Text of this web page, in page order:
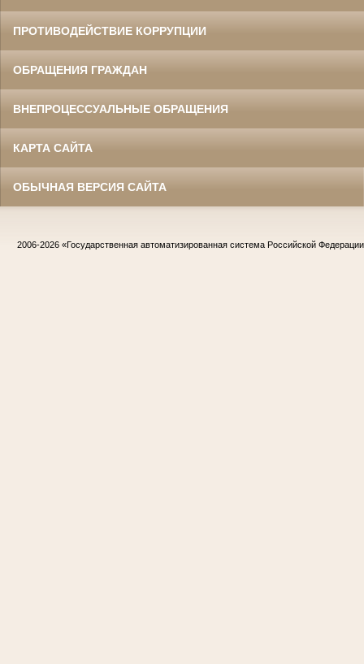
ПРОТИВОДЕЙСТВИЕ КОРРУПЦИИ
ОБРАЩЕНИЯ ГРАЖДАН
ВНЕПРОЦЕССУАЛЬНЫЕ ОБРАЩЕНИЯ
КАРТА САЙТА
ОБЫЧНАЯ ВЕРСИЯ САЙТА
2006-2026 «Государственная автоматизированная система Российской